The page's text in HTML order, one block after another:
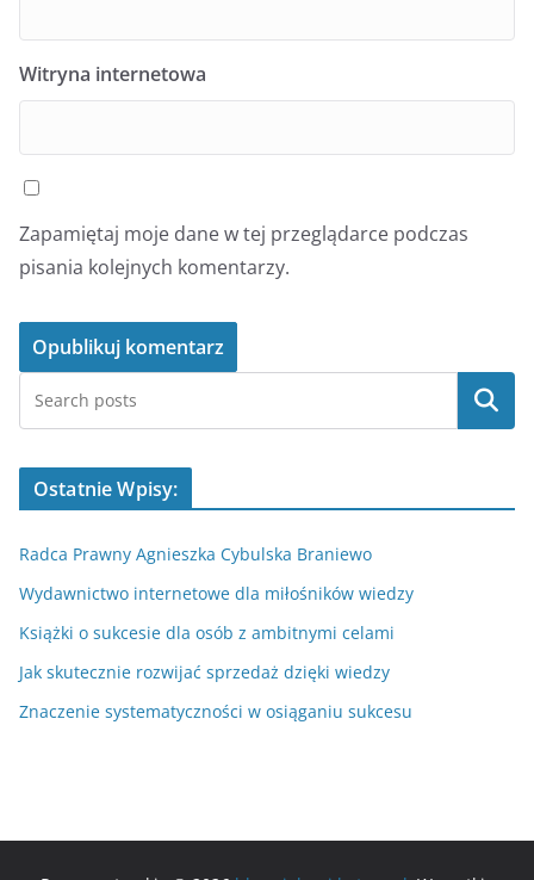
Witryna internetowa
Zapamiętaj moje dane w tej przeglądarce podczas
pisania kolejnych komentarzy.
Szukaj
Ostatnie Wpisy:
Radca Prawny Agnieszka Cybulska Braniewo
Wydawnictwo internetowe dla miłośników wiedzy
Książki o sukcesie dla osób z ambitnymi celami
Jak skutecznie rozwijać sprzedaż dzięki wiedzy
Znaczenie systematyczności w osiąganiu sukcesu